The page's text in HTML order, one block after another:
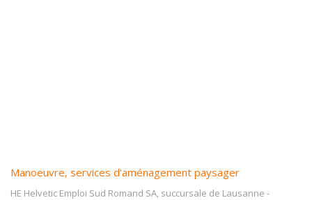
Manoeuvre, services d'aménagement paysager
HE Helvetic Emploi Sud Romand SA, succursale de Lausanne -